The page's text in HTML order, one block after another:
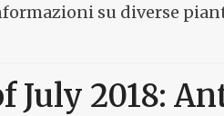
su diverse
July 2018: